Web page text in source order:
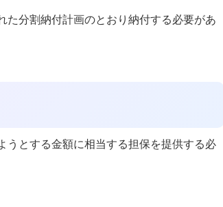
た分割納付計画のとおり納付する必要があ
うとする金額に相当する担保を提供する必